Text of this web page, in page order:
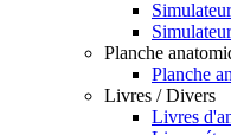
Planche
Planche
Livres / Divers
Livres